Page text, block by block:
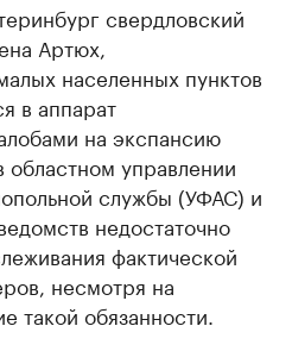
свердловский
Артюх,
населенных пунктов
в аппарат
на экспансию
управлении
службы (УФАС) и
недостаточно
фактической
несмотря на
такой обязанности.